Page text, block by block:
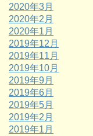
2020年3月
2020年2月
2020年1月
2019年12月
2019年11月
2019年10月
2019年9月
2019年6月
2019年5月
2019年2月
2019年1月